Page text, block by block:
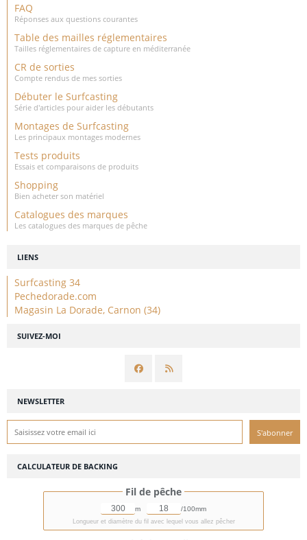
NEWSLETTER
SUIVEZ-MOI
FAQ
Réponses aux questions courantes
Table des mailles réglementaires
Tailles réglementaires de capture en méditerranée
CR de sorties
Compte rendus de mes sorties
Débuter le Surfcasting
Série d'articles pour aider les débutants
Montages de Surfcasting
Les principaux montages modernes
Tests produits
Essais et comparaisons de produits
Shopping
Bien acheter son matériel
Catalogues des marques
Les catalogues des marques de pêche
LIENS
Surfcasting 34
Pechedorade.com
Magasin La Dorade, Carnon (34)
CALCULATEUR DE BACKING
Fil de pêche
m /100mm
Longueur et diamètre du fil avec lequel vous allez pêcher